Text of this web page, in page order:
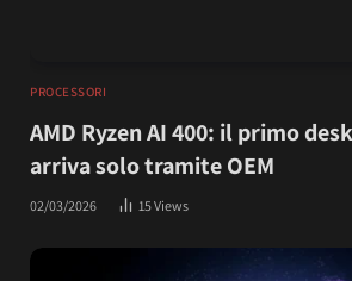
PROCESSORI
AMD Ryzen AI 400: il primo
arriva solo tramite OEM
02/03/2026 15Views